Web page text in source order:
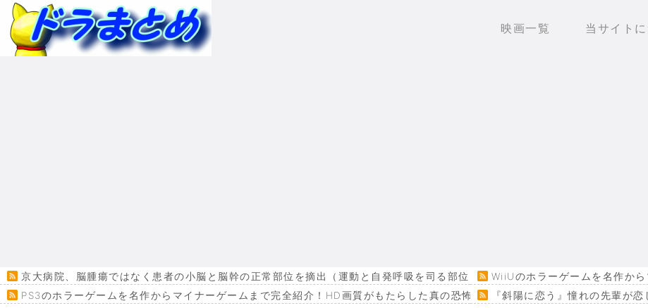
映画一覧 当サイト
京大病院、脳腫瘍ではなく患者の小脳と脳幹の正常部位を摘出（運動と自発呼吸を司る部位） 患者は生き地獄に
WiiUのホラーゲームを名作か
PS3のホラーゲームを名作からマイナーゲームまで完全紹介！HD画質がもたらした真の恐怖…
『斜陽に恋う』憧れの先輩が